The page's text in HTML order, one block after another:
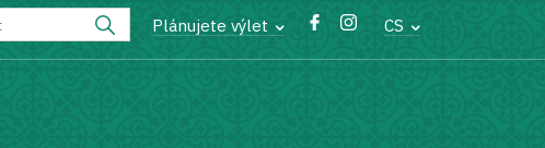
Plánujete výlet CS